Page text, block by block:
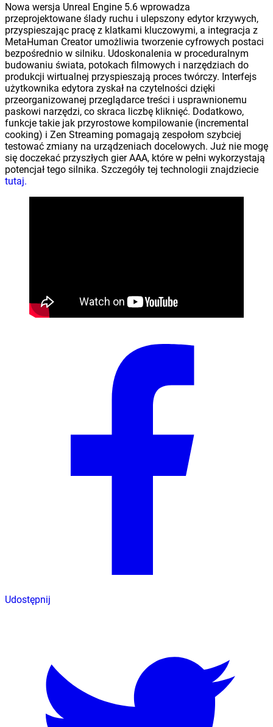
Nowa wersja Unreal Engine 5.6 wprowadza
przeprojektowane ślady ruchu i ulepszony edytor krzywych,
przyspieszając pracę z klatkami kluczowymi, a integracja z
MetaHuman Creator umożliwia tworzenie cyfrowych postaci
bezpośrednio w silniku. Udoskonalenia w proceduralnym
budowaniu świata, potokach filmowych i narzędziach do
produkcji wirtualnej przyspieszają proces twórczy. Interfejs
użytkownika edytora zyskał na czytelności dzięki
przeorganizowanej przeglądarce treści i usprawnionemu
paskowi narzędzi, co skraca liczbę kliknięć. Dodatkowo,
funkcje takie jak przyrostowe kompilowanie (incremental
cooking) i Zen Streaming pomagają zespołom szybciej
testować zmiany na urządzeniach docelowych. Już nie mogę
się doczekać przyszłych gier AAA, które w pełni wykorzystają
potencjał tego silnika. Szczegóły tej technologii znajdziecie
tutaj.
Udostępnij